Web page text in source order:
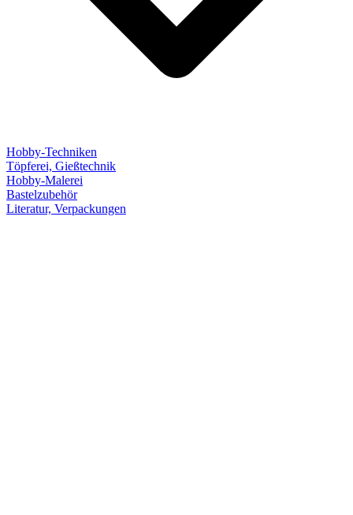
Hobby-Techniken
Töpferei, Gießtechnik
Hobby-Malerei
Bastelzubehör
Literatur, Verpackungen